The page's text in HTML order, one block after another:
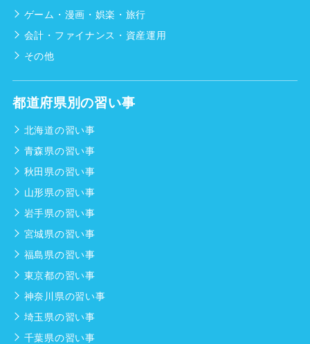
ゲーム・漫画・娯楽・旅行
会計・ファイナンス・資産運用
その他
都道府県別の習い事
北海道の習い事
青森県の習い事
秋田県の習い事
山形県の習い事
岩手県の習い事
宮城県の習い事
福島県の習い事
東京都の習い事
神奈川県の習い事
埼玉県の習い事
千葉県の習い事